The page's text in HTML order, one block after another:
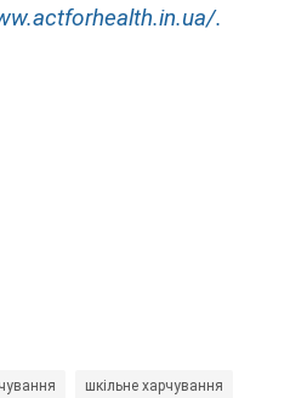
.
шкільне харчування